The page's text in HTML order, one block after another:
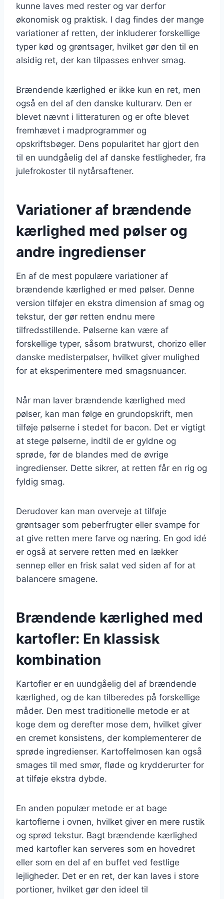
kunne laves med rester og var derfor
økonomisk og praktisk. I dag findes der mange
variationer af retten, der inkluderer forskellige
typer kød og grøntsager, hvilket gør den til en
alsidig ret, der kan tilpasses enhver smag.
Brændende kærlighed er ikke kun en ret, men
også en del af den danske kulturarv. Den er
blevet nævnt i litteraturen og er ofte blevet
fremhævet i madprogrammer og
opskriftsbøger. Dens popularitet har gjort den
til en uundgåelig del af danske festligheder, fra
julefrokoster til nytårsaftener.
Variationer af brændende
kærlighed med pølser og
andre ingredienser
En af de mest populære variationer af
brændende kærlighed er med pølser. Denne
version tilføjer en ekstra dimension af smag og
tekstur, der gør retten endnu mere
tilfredsstillende. Pølserne kan være af
forskellige typer, såsom bratwurst, chorizo eller
danske medisterpølser, hvilket giver mulighed
for at eksperimentere med smagsnuancer.
Når man laver brændende kærlighed med
pølser, kan man følge en grundopskrift, men
tilføje pølserne i stedet for bacon. Det er vigtigt
at stege pølserne, indtil de er gyldne og
sprøde, før de blandes med de øvrige
ingredienser. Dette sikrer, at retten får en rig og
fyldig smag.
Derudover kan man overveje at tilføje
grøntsager som peberfrugter eller svampe for
at give retten mere farve og næring. En god idé
er også at servere retten med en lækker
sennep eller en frisk salat ved siden af for at
balancere smagene.
Brændende kærlighed med
kartofler: En klassisk
kombination
Kartofler er en uundgåelig del af brændende
kærlighed, og de kan tilberedes på forskellige
måder. Den mest traditionelle metode er at
koge dem og derefter mose dem, hvilket giver
en cremet konsistens, der komplementerer de
sprøde ingredienser. Kartoffelmosen kan også
smages til med smør, fløde og krydderurter for
at tilføje ekstra dybde.
En anden populær metode er at bage
kartoflerne i ovnen, hvilket giver en mere rustik
og sprød tekstur. Bagt brændende kærlighed
med kartofler kan serveres som en hovedret
eller som en del af en buffet ved festlige
lejligheder. Det er en ret, der kan laves i store
portioner, hvilket gør den ideel til